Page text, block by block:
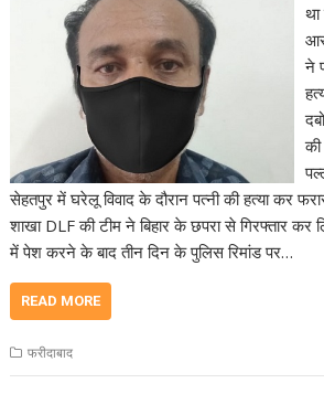
था
ने
सेहतपुर में घरेलू विवाद के दौरान पत्नी की हत्या कर
शाखा DLF की टीम ने बिहार के छपरा से गिरफ्तार कर
में पेश करने के बाद तीन दिन के पुलिस रिमांड पर…
READ MORE
फरीदाबाद